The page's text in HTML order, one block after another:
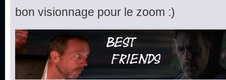
bon visionnage pour le zoom :)